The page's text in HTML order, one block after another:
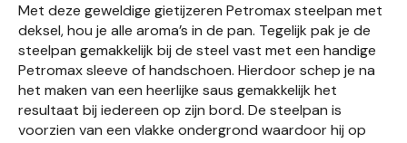
Met deze geweldige gietijzeren Petromax steelpan met
deksel, hou je alle aroma’s in de pan. Tegelijk pak je de
steelpan gemakkelijk bij de steel vast met een handige
Petromax sleeve of handschoen. Hierdoor schep je na
het maken van een heerlijke saus gemakkelijk het
resultaat bij iedereen op zijn bord. De steelpan is
voorzien van een vlakke ondergrond waardoor hij op